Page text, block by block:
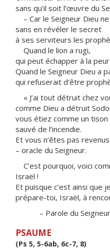
sans qu’il soit l’œuvre du
– Car le Seigneur Dieu
sans en révéler le secret
à ses serviteurs les
Quand le lion a rugi,
qui peut échapper à la peur
Quand le Seigneur Dieu a
qui refuserait d’être
« J’ai tout détruit chez
comme Dieu a détruit
vous étiez comme un tison
sauvé de l’incendie.
Et vous n’êtes pas
– oracle du Seigneur.
C’est pourquoi, voici
Israël !
Et puisque c’est ainsi que
prépare-toi, Israël, à
– Parole du
PSAUME
(Ps 5, 5-6ab, 6c-7, 8)